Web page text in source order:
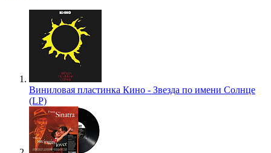
Виниловая пластинка Кино - Звезда по имени Солнце
(LP)